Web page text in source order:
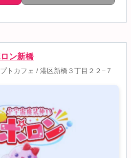
ン新橋
トカフェ / 港区新橋３丁目２２−７